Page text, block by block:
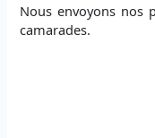
Nous envoyons nos
camarades.